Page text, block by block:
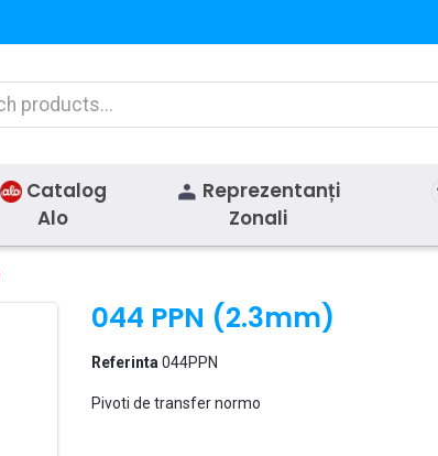
Catalog
Alo
Reprezentanți
Zonali
044 PPN (2.3mm)
Referinta 044PPN
Pivoti de transfer normo